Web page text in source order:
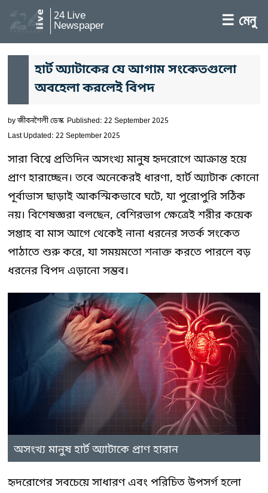
24 Live
Newspaper ☰ মেনু
হার্ট অ্যাটাকের যে আগাম সংকেতগুলো
অবহেলা করলেই বিপদ
byজীবনশৈলী ডেস্ক Published: 22 September 2025
Last Updated: 22 September 2025
সারা বিশ্বে প্রতিদিন অসংখ্য মানুষ হৃদরোগে আক্রান্ত হয়ে
প্রাণ হারাচ্ছেন। তবে অনেকেরই ধারণা, হার্ট অ্যাটাক কোনো
পূর্বাভাস ছাড়াই আকস্মিকভাবে ঘটে, যা পুরোপুরি সঠিক
নয়। বিশেষজ্ঞরা বলছেন, বেশিরভাগ ক্ষেত্রেই শরীর কয়েক
সপ্তাহ বা মাস আগে থেকেই নানা ধরনের সতর্ক সংকেত
পাঠাতে শুরু করে, যা সময়মতো শনাক্ত করতে পারলে বড়
ধরনের বিপদ এড়ানো সম্ভব।
অসংখ্য মানুষ হার্ট অ্যাটাকে প্রাণ হারান
হৃদরোগের সবচেয়ে সাধারণ এবং পরিচিত উপসর্গ হলো